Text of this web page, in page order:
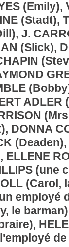
(Emily),
(Stadt),
J.
(Slick),
ADLER
DONNA
(Deaden),
ELLENE
(une
(Carol,
employé
le